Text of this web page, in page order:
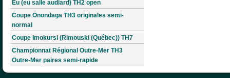
Eu (eu salle audiard) TH2 open
Coupe Onondaga TH3 originales semi-
normal
Coupe Imokursi (Rimouski (Québec)) TH7
Championnat Régional Outre-Mer TH3
Outre-Mer paires semi-rapide